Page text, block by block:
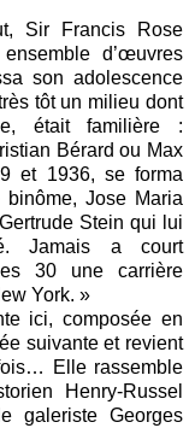
Sir Francis Rose
d’œuvres
son adolescence
tôt un milieu dont
était familière :
Bérard ou Max
et 1936, se forma
Jose Maria
Stein qui lui
Jamais a court
30 une carrière
York. »
ici, composée en
suivante et revient
Elle rassemble
Henry-Russel
galeriste Georges